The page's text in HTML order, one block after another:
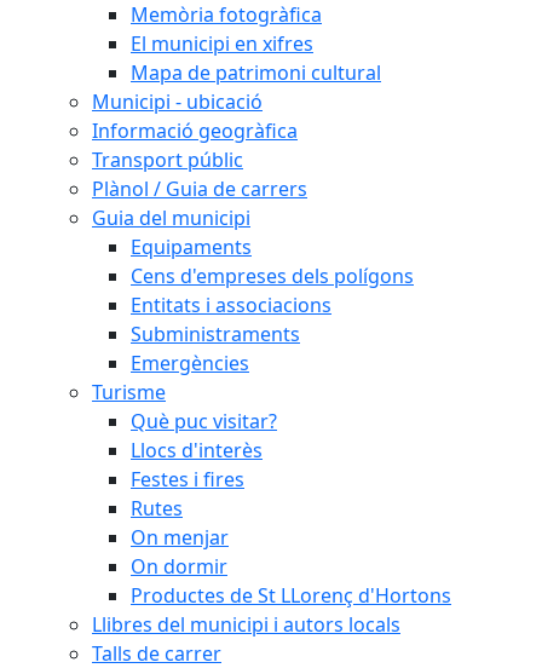
Memòria fotogràfica
El municipi en xifres
Mapa de patrimoni cultural
Municipi - ubicació
Informació geogràfica
Transport públic
Plànol / Guia de carrers
Guia del municipi
Equipaments
Cens d'empreses dels polígons
Entitats i associacions
Subministraments
Emergències
Turisme
Què puc visitar?
Llocs d'interès
Festes i fires
Rutes
On menjar
On dormir
Productes de St LLorenç d'Hortons
Llibres del municipi i autors locals
Talls de carrer